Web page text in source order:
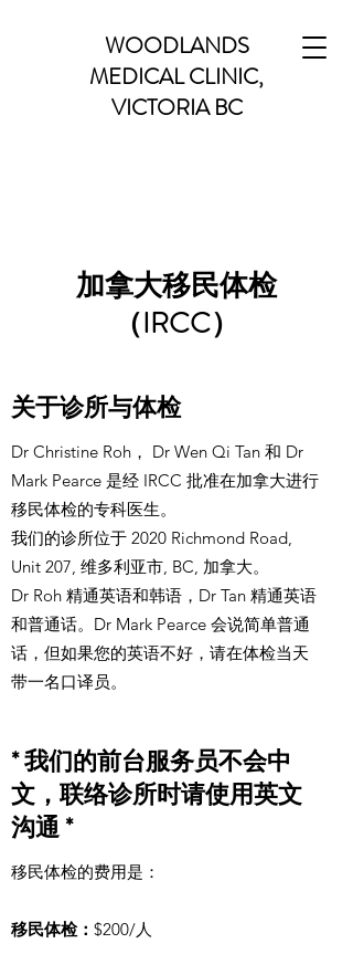
WOODLANDS
MEDICAL CLINIC,
VICTORIA BC
加拿大移民体检
（IRCC）
关于诊所与体检
Dr Christine Roh， Dr Wen Qi Tan 和 Dr
Mark Pearce 是经 IRCC 批准在加拿大进行
移民体检的专科医生。
我们的诊所位于 2020 Richmond Road,
Unit 207, 维多利亚市, BC, 加拿大。
Dr Roh 精通英语和韩语，Dr Tan 精通英语
和普通话。Dr Mark Pearce 会说简单普通
话，但如果您的英语不好，请在体检当天
带一名口译员。
* 我们的前台服务员不会中
文，联络诊所时请使用英文
沟通 *
移民体检的费用是：
移民体检： $200/人